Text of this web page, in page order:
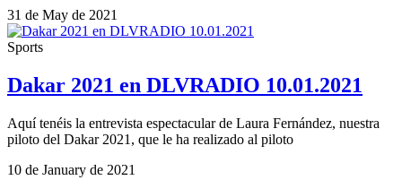
31 de May de 2021
Sports
Dakar 2021 en DLVRADIO 10.01.2021
Aquí tenéis la entrevista espectacular de Laura Fernández, nuestra
piloto del Dakar 2021, que le ha realizado al piloto
10 de January de 2021